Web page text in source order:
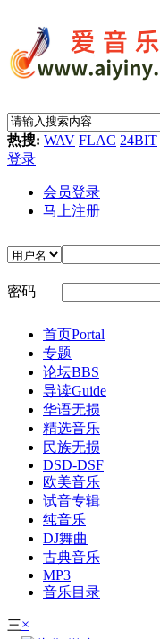
热搜: WAV FLAC 24BIT
登录
会员登录
马上注册
密码
首页Portal
专题
论坛BBS
导读Guide
华语无损
精选音乐
民族无损
DSD-DSF
欧美音乐
试音专辑
纯音乐
DJ舞曲
古典音乐
MP3
音乐目录
三×